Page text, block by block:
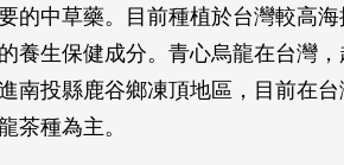
的中草藥。目前種植於台灣較高
養生保健成分。青心烏龍在台灣
南投縣鹿谷鄉凍頂地區，目前在
茶種為主。